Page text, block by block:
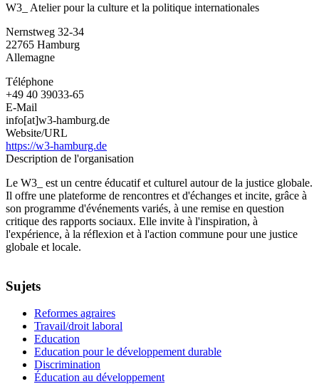
Atelier
la
internationales
W3_ Atelier pour la culture et la politique internationales
Nernstweg 32-34
22765 Hamburg
Allemagne
Téléphone
+49 40 39033-65
E-Mail
info[at]w3-hamburg.de
Website/URL
https://w3-hamburg.de
Description de l'organisation
Le W3_ est un centre éducatif et culturel autour de la justice globale.
Il offre une plateforme de rencontres et d'échanges et incite, grâce à
son programme d'événements variés, à une remise en question
critique des rapports sociaux. Elle invite à l'inspiration, à
l'expérience, à la réflexion et à l'action commune pour une justice
globale et locale.
Sujets
Reformes agraires
Travail/droit laboral
Education
Education pour le développement durable
Discrimination
Éducation au développement